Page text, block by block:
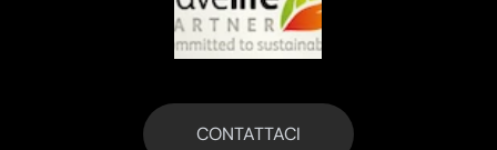
CONTATTACI